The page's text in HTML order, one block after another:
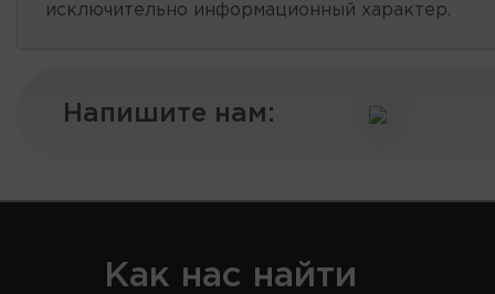
исключительно информационный характер.
Напишите нам:
Как нас найти